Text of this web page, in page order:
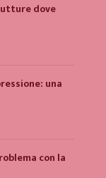
dove
una
con la